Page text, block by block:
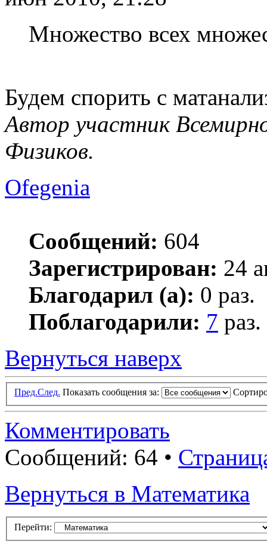
Множество всех
Будем спорить с
Автор участник
Физиков.
Ofegenia
Сообщений: 604
Зарегистрирован: 24
Благодарил (а): 0 раз.
Поблагодарили: 7 раз.
Вернуться наверх
Пред.След. Показать сообщения за:
Комментировать
Сообщений: 64 •
Вернуться в Математика
Перейти: